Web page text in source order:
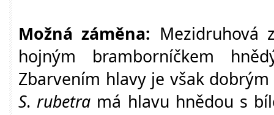
Možná záměna: Mezidruhová
hojným bramborníčkem
Zbarvením hlavy je však
S.rubetra má hlavu hnědou s